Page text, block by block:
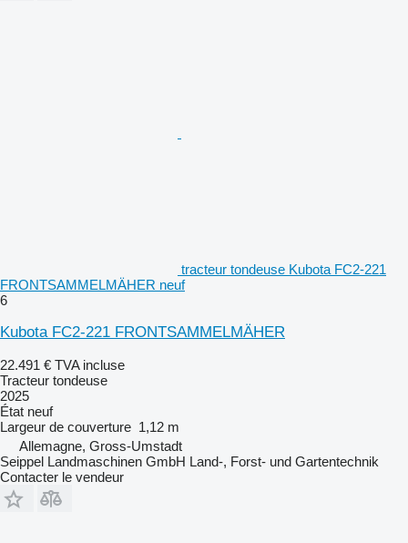
tracteur tondeuse Kubota FC2-221
FRONTSAMMELMÄHER neuf
6
Kubota FC2-221 FRONTSAMMELMÄHER
22.491 € TVA incluse
Tracteur tondeuse
2025
État neuf
Largeur de couverture 1,12 m
Allemagne, Gross-Umstadt
Seippel Landmaschinen GmbH Land-, Forst- und Gartentechnik
Contacter le vendeur